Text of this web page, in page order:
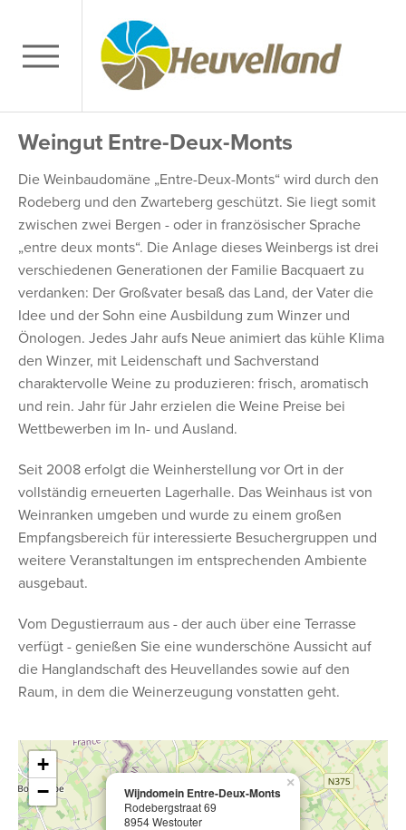
Weingut Entre-Deux-Monts
Die Weinbaudomäne „Entre-Deux-Monts“ wird durch den
Rodeberg und den Zwarteberg geschützt. Sie liegt somit
zwischen zwei Bergen - oder in französischer Sprache
„entre deux monts“. Die Anlage dieses Weinbergs ist drei
verschiedenen Generationen der Familie Bacquaert zu
verdanken: Der Großvater besaß das Land, der Vater die
Idee und der Sohn eine Ausbildung zum Winzer und
Önologen. Jedes Jahr aufs Neue animiert das kühle Klima
den Winzer, mit Leidenschaft und Sachverstand
charaktervolle Weine zu produzieren: frisch, aromatisch
und rein. Jahr für Jahr erzielen die Weine Preise bei
Wettbewerben im In- und Ausland.
Seit 2008 erfolgt die Weinherstellung vor Ort in der
vollständig erneuerten Lagerhalle. Das Weinhaus ist von
Weinranken umgeben und wurde zu einem großen
Empfangsbereich für interessierte Besuchergruppen und
weitere Veranstaltungen im entsprechenden Ambiente
ausgebaut.
Vom Degustierraum aus - der auch über eine Terrasse
verfügt - genießen Sie eine wunderschöne Aussicht auf
die Hanglandschaft des Heuvellandes sowie auf den
Raum, in dem die Weinerzeugung vonstatten geht.
Wijndomein Entre-Deux-Monts
Rodebergstraat 69
8954 Westouter
×
+
−